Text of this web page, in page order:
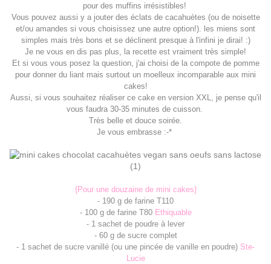
pour des muffins irrésistibles!
Vous pouvez aussi y a jouter des éclats de cacahuètes (ou de noisette
et/ou amandes si vous choisissez une autre option!). les miens sont
simples mais très bons et se déclinent presque à l'infini je dirai! :)
Je ne vous en dis pas plus, la recette est vraiment très simple!
Et si vous vous posez la question, j'ai choisi de la compote de pomme
pour donner du liant mais surtout un moelleux incomparable aux mini
cakes!
Aussi, si vous souhaitez réaliser ce cake en version XXL, je pense qu'il
vous faudra 30-35 minutes de cuisson.
Très belle et douce soirée.
Je vous embrasse :-*
{Pour une douzaine de mini cakes}
- 190 g de farine T110
- 100 g de farine T80 Ethiquable
- 1 sachet de poudre à lever
- 60 g de sucre complet
- 1 sachet de sucre vanillé (ou une pincée de vanille en poudre) Ste-
Lucie